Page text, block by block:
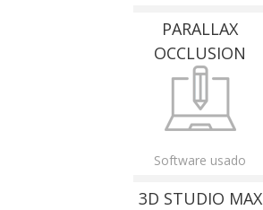
PARALLAX
OCCLUSION
Software usado
3D STUDIO MAX